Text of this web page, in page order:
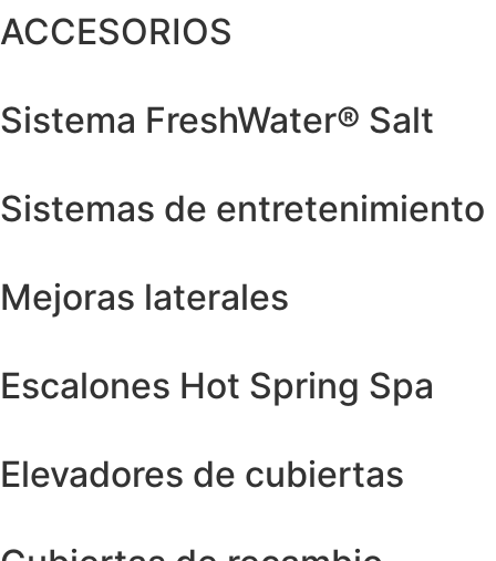
ACCESORIOS
Sistema FreshWater® Salt
Sistemas de entretenimiento
Mejoras laterales
Escalones Hot Spring Spa
Elevadores de cubiertas